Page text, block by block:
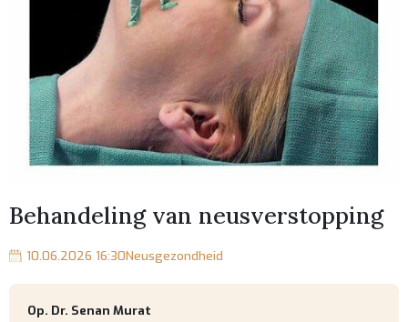
Behandeling van neusverstopping
10.06.2026 16:30Neusgezondheid
Op. Dr. Senan Murat